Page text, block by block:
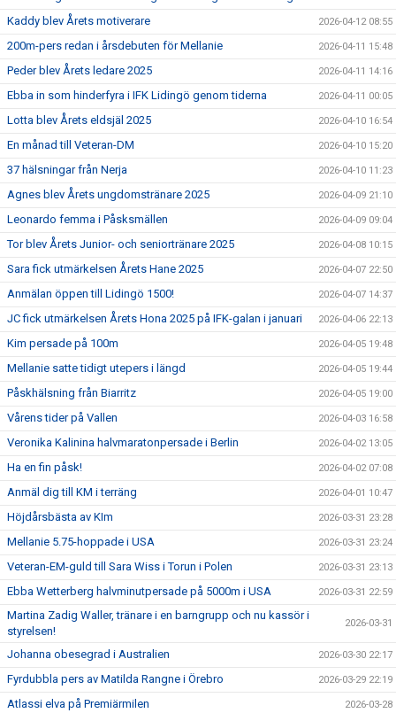
Kaddy blev Årets motiverare 2026-04-12 08:55
200m-pers redan i årsdebuten för Mellanie 2026-04-11 15:48
Peder blev Årets ledare 2025 2026-04-11 14:16
Ebba in som hinderfyra i IFK Lidingö genom tiderna 2026-04-11 00:05
Lotta blev Årets eldsjäl 2025 2026-04-10 16:54
En månad till Veteran-DM 2026-04-10 15:20
37 hälsningar från Nerja 2026-04-10 11:23
Agnes blev Årets ungdomstränare 2025 2026-04-09 21:10
Leonardo femma i Påsksmällen 2026-04-09 09:04
Tor blev Årets Junior- och seniortränare 2025 2026-04-08 10:15
Sara fick utmärkelsen Årets Hane 2025 2026-04-07 22:50
Anmälan öppen till Lidingö 1500! 2026-04-07 14:37
JC fick utmärkelsen Årets Hona 2025 på IFK-galan i januari 2026-04-06 22:13
Kim persade på 100m 2026-04-05 19:48
Mellanie satte tidigt utepers i längd 2026-04-05 19:44
Påskhälsning från Biarritz 2026-04-05 19:00
Vårens tider på Vallen 2026-04-03 16:58
Veronika Kalinina halvmaratonpersade i Berlin 2026-04-02 13:05
Ha en fin påsk! 2026-04-02 07:08
Anmäl dig till KM i terräng 2026-04-01 10:47
Höjdårsbästa av KIm 2026-03-31 23:28
Mellanie 5.75-hoppade i USA 2026-03-31 23:24
Veteran-EM-guld till Sara Wiss i Torun i Polen 2026-03-31 23:13
Ebba Wetterberg halvminutpersade på 5000m i USA 2026-03-31 22:59
Martina Zadig Waller, tränare i en barngrupp och nu kassör i
styrelsen!
2026-03-31
Johanna obesegrad i Australien 2026-03-30 22:17
Fyrdubbla pers av Matilda Rangne i Örebro 2026-03-29 22:19
Atlassi elva på Premiärmilen 2026-03-28